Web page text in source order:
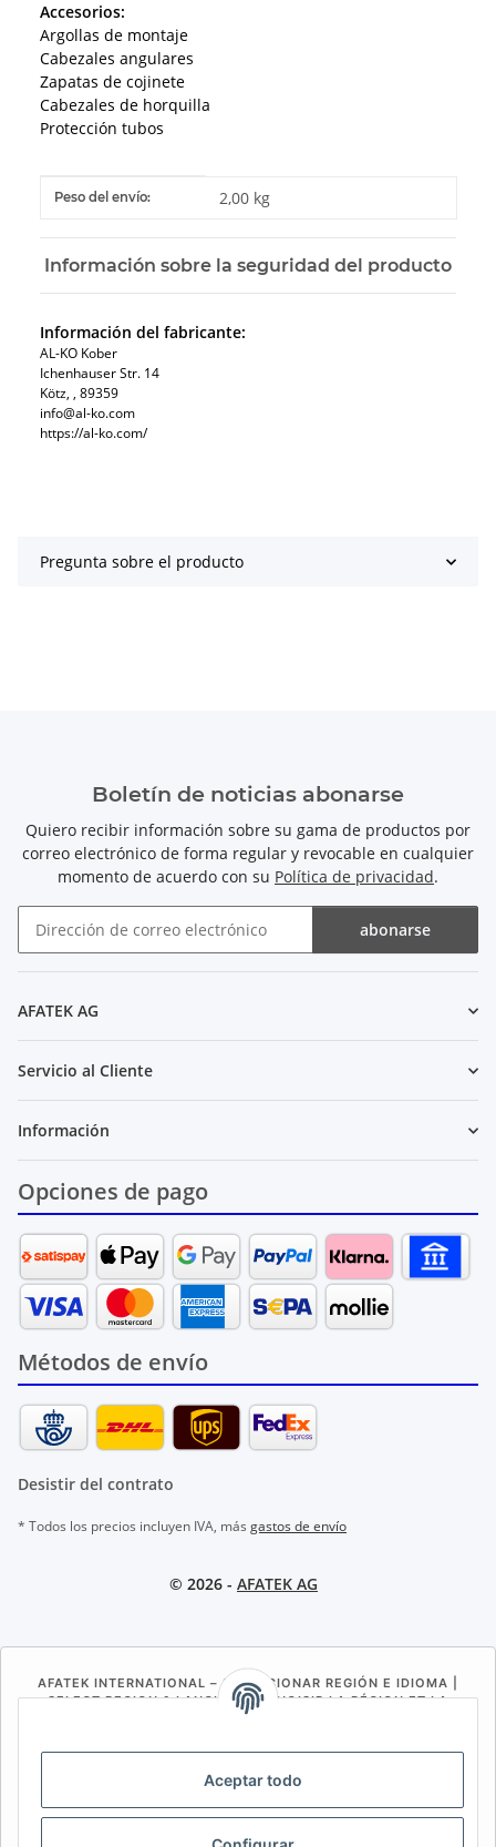
Aceptar todo
Accesorios:
Argollas de montaje
Cabezales angulares
Zapatas de cojinete
Cabezales de horquilla
Protección tubos
#productDetails.itemInformation#
#productDetails.itemValue#
Peso del envío: 2,00 kg
Información sobre la seguridad del producto
Información del fabricante:
AL-KO Kober
Ichenhauser Str. 14
Kötz, , 89359
info@al-ko.com
https://al-ko.com/
Pregunta sobre el producto
Boletín de noticias abonarse
Quiero recibir información sobre su gama de productos por
correo electrónico de forma regular y revocable en cualquier
momento de acuerdo con su Política de privacidad.
abonarse
AFATEK AG
Servicio al Cliente
Información
Opciones de pago
Métodos de envío
Desistir del contrato
* Todos los precios incluyen IVA, más gastos de envío
© 2026 - AFATEK AG
AFATEK INTERNATIONAL – SELECCIONAR REGIÓN E IDIOMA |
SELECT REGION & LANGUAGE | CHOISIR LA RÉGION ET LA
LANGUE
ES